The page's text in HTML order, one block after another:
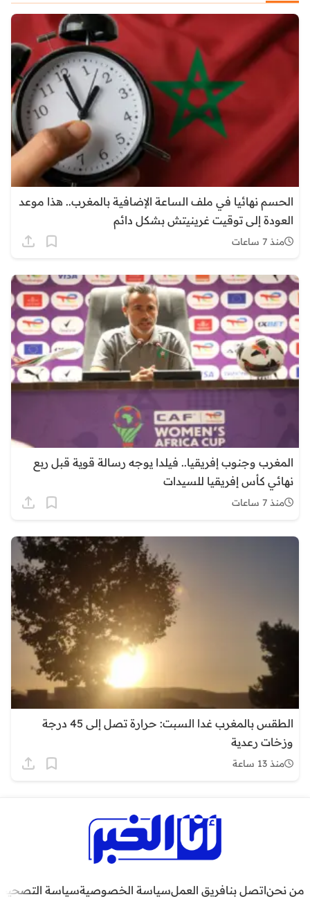
الحسم نهائيا في ملف الساعة الإضافية بالمغرب.. هذا موعد
العودة إلى توقيت غرينيتش بشكل دائم
منذ 7 ساعات
المغرب وجنوب إفريقيا.. فيلدا يوجه رسالة قوية قبل ربع
نهائي كأس إفريقيا للسيدات
منذ 7 ساعات
الطقس بالمغرب غدا السبت: حرارة تصل إلى 45 درجة
وزخات رعدية
منذ 13 ساعة
من نحناتصل بنافريق العملسياسة الخصوصيةسياسة التصحيح